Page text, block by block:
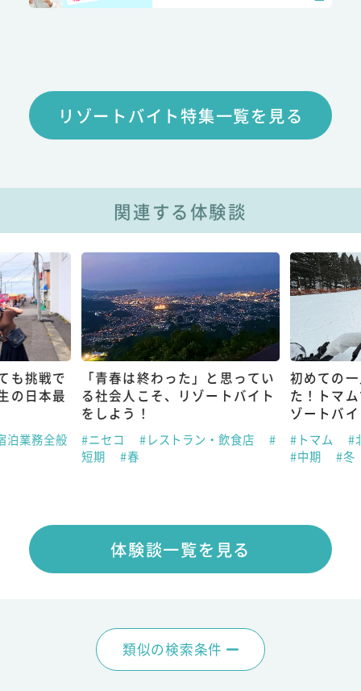
リゾートバイト特集一覧を見る
関連する体験談
も挑戦で
の日本最
泊業務全般
「青春は終わった」と思ってい
る社会人こそ、リゾートバイト
をしよう！
#ニセコ #レストラン・飲食店
#
短期
#春
初めての
た！トマ
ゾートバ
#トマム
#
#中期
#冬
体験談一覧を見る
類似の検索条件